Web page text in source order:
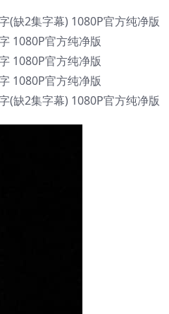
(缺2集字幕) 1080P官方纯净版
1080P官方纯净版
1080P官方纯净版
1080P官方纯净版
(缺2集字幕) 1080P官方纯净版